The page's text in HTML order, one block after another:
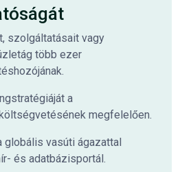
szolgáltatásait vagy
több ezer
a
megfelelően.
globális vasúti ágazattal
és adatbázisportál.